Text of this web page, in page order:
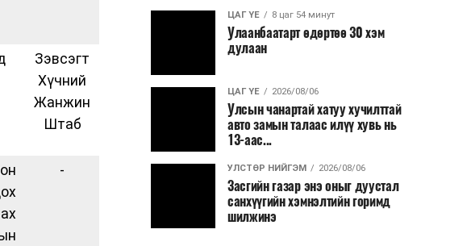
Зэвсэгт
Хүчний
Жанжин
Штаб
-
ЦАГ ҮЕ 8 цаг 54 минут
Улаанбаатарт өдөртөө 30 хэм
дулаан
ЦАГ ҮЕ 2026/08/06
Улсын чанартай хатуу хучилттай
авто замын талаас илүү хувь нь
13-аас...
УЛСТӨР НИЙГЭМ 2026/08/06
Засгийн газар энэ оныг дуустал
санхүүгийн хэмнэлтийн горимд
шилжинэ